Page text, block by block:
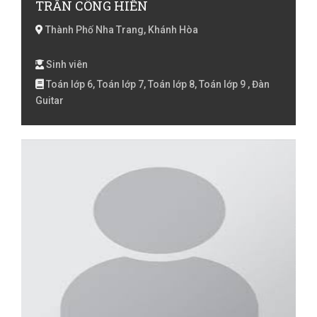
TRẦN CÔNG HIỂN
Thành Phố Nha Trang, Khánh Hòa
Sinh viên
Toán lớp 6, Toán lớp 7, Toán lớp 8, Toán lớp 9 , Đàn
Guitar